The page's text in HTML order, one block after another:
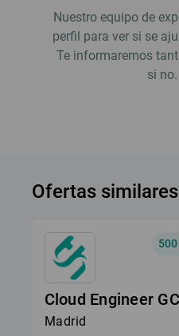
Nuestro equipo de
perfil para ver si se
Te informaremos
si no.
Ofertas similares
Cloud Engineer
Madrid